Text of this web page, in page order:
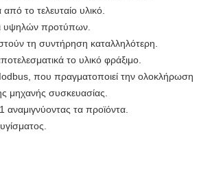
το τελευταίο υλικό.
υψηλών προτύπων.
τη συντήρηση καταλληλότερη.
το υλικό φράξιμο.
που πραγματοποιεί την ολοκλήρωση
μηχανής συσκευασίας.
τα προϊόντα.